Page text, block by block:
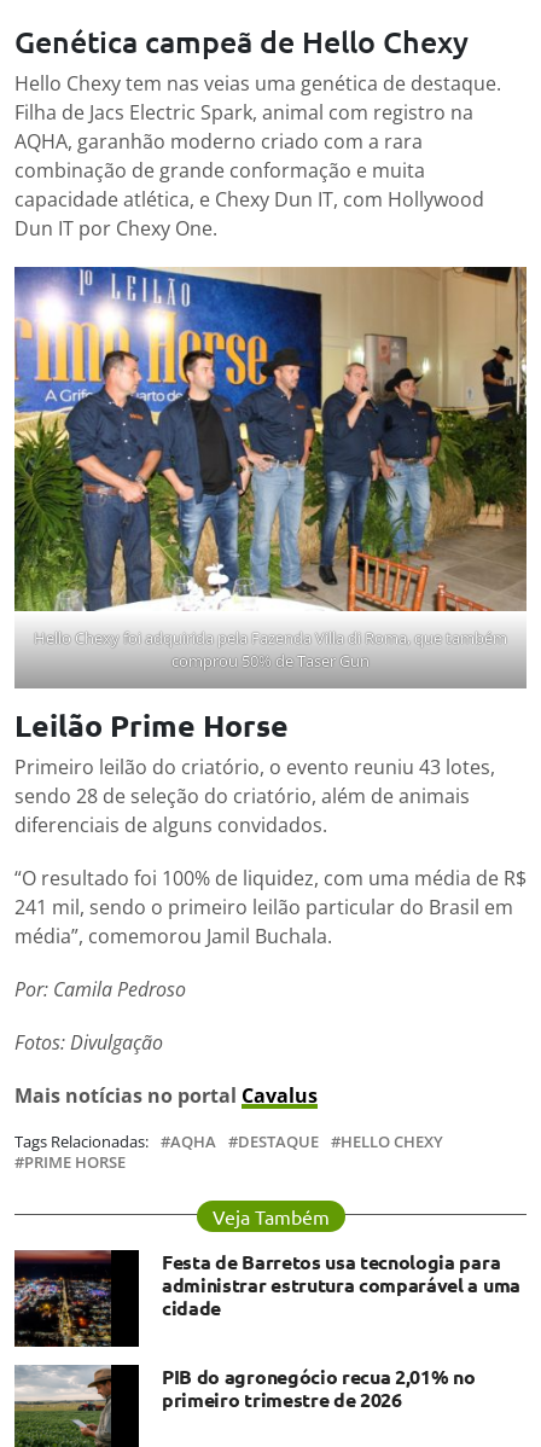
Genética campeã de Hello Chexy
Hello Chexy tem nas veias uma genética de destaque.
Filha de Jacs Electric Spark, animal com registro na
AQHA, garanhão moderno criado com a rara
combinação de grande conformação e muita
capacidade atlética, e Chexy Dun IT, com Hollywood
Dun IT por Chexy One.
Hello Chexy foi adquirida pela Fazenda Villa di Roma, que também
comprou 50% de Taser Gun
Leilão Prime Horse
Primeiro leilão do criatório, o evento reuniu 43 lotes,
sendo 28 de seleção do criatório, além de animais
diferenciais de alguns convidados.
“O resultado foi 100% de liquidez, com uma média de R$
241 mil, sendo o primeiro leilão particular do Brasil em
média”, comemorou Jamil Buchala.
Por: Camila Pedroso
Fotos: Divulgação
Mais notícias no portal Cavalus
Tags Relacionadas: AQHA DESTAQUE
HELLO CHEXY
PRIME HORSE
Veja Também
Festa de Barretos usa tecnologia para
administrar estrutura comparável a uma
cidade
PIB do agronegócio recua 2,01% no
primeiro trimestre de 2026